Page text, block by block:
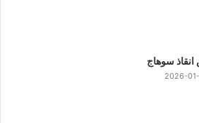
سوهاج
2026-